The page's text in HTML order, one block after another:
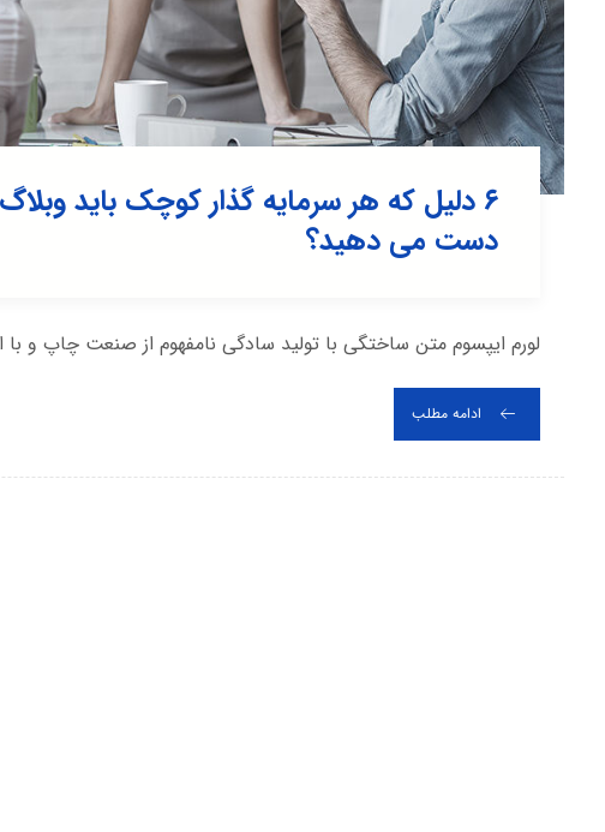
۶ دلیل که هر سرمایه گذار کوچک باید
دست می دهید؟
لورم ایپسوم متن ساختگی با تولید سادگی نامفهوم از صنعت چاپ و
ادامه مطلب